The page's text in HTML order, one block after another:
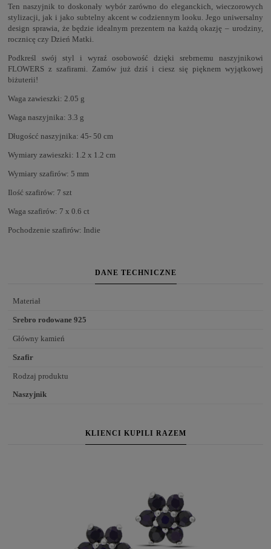
Ten naszyjnik to doskonały wybór zarówno do eleganckich, wieczorowych
stylizacji, jak i jako subtelny akcent w codziennym looku. Jego uniwersalny
design sprawia, że będzie idealnym prezentem na każdą okazję – urodziny,
rocznicę czy Dzień Matki.
Podkreśl swój styl i wyraź osobowość dzięki srebrnemu naszyjnikowi
FLOWERS z szafirami. Zamów już dziś i ciesz się pięknem wyjątkowej
biżuterii!
Waga zawieszki: 2.05 g
Waga naszyjnika: 3.3 g
Długoścć naszyjnika: 45- 50 cm
Wymiary zawieszki: 1.2 x 1.2 cm
Wymiary szafirów: 5 mm
Ilość szafirów: 7 szt
Waga szafirów: 7 x 0.6 ct
Pochodzenie szafirów: Indie
DANE TECHNICZNE
Materiał
Srebro rodowane 925
Główny kamień
Szafir
Rodzaj produktu
Naszyjnik
KLIENCI KUPILI RAZEM